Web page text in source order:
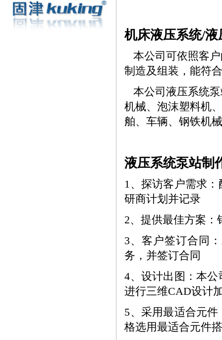
机床液压系统/液
本公司可依照客
制造及组装，能符
本公司液压系统
机械、泡沫塑料机
舶、车辆、钢铁机
液压系统泵站制
1、 探访客户需求
研商计划并记录
2、提供最佳方案：
3、客户签订合同
务，并签订合同
4、 设计出图：本
进行三维CAD设计
5、 采用最适合元
格选用最适合元件